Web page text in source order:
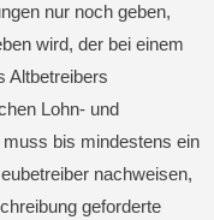
nur noch geben,
wird, der bei einem
Altbetreibers
Lohn- und
bis mindestens ein
nachweisen,
geforderte